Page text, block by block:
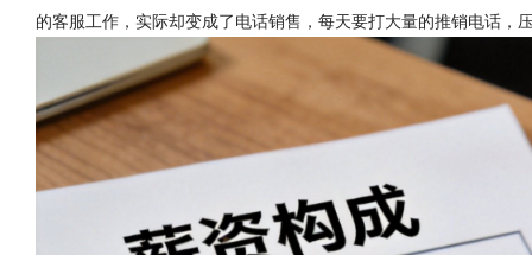
的客服工作，实际却变成了电话销售，每天要打大量的推销电话